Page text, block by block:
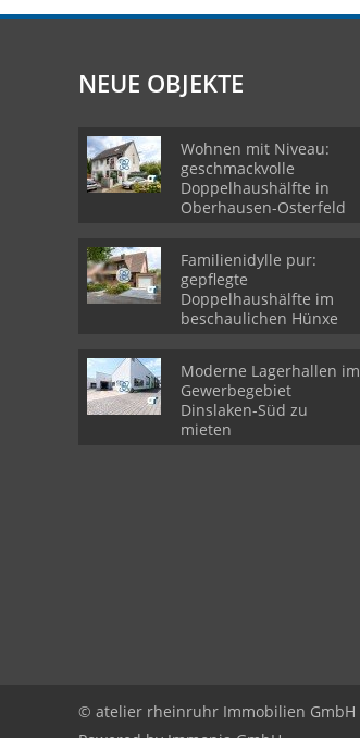
NEUE OBJEKTE
Wohnen mit Niveau:
geschmackvolle
Doppelhaushälfte in
Oberhausen-Osterfeld
Familienidylle pur:
gepflegte
Doppelhaushälfte im
beschaulichen Hünxe
Moderne Lagerhallen im
Gewerbegebiet
Dinslaken-Süd zu
mieten
© atelier rheinruhr Immobilien GmbH